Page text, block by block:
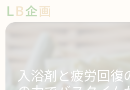
入浴剤と疲労回復